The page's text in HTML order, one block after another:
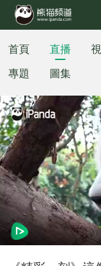
首頁 直播
專題
圖集